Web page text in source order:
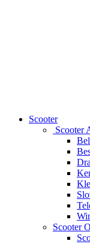
Scooter
Scooter
Scooter